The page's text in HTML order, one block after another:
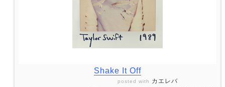
Shake It Off
posted with カエレバ